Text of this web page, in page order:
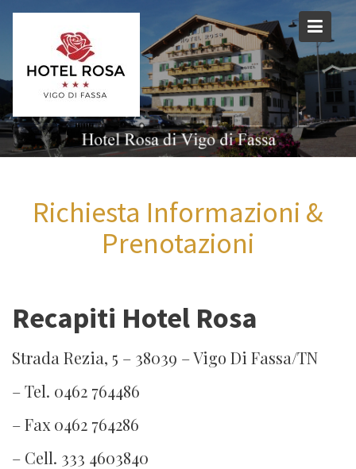
Skip
Richiesta Informazioni &
Prenotazioni
Recapiti Hotel Rosa
Strada Rezia, 5 – 38039 – Vigo Di Fassa/TN
– Tel. 0462 764486
– Fax 0462 764286
– Cell. 333 4603840